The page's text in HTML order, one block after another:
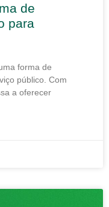
de
para
forma de
público. Com
a oferecer